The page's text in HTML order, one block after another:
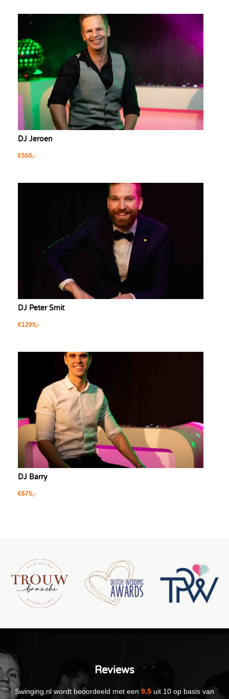
DJ Jeroen
€550,-
DJ Peter Smit
€1295,-
DJ Barry
€675,-
Reviews
Swinging.nl wordt beoordeeld met een 9.5 uit 10 op basis van